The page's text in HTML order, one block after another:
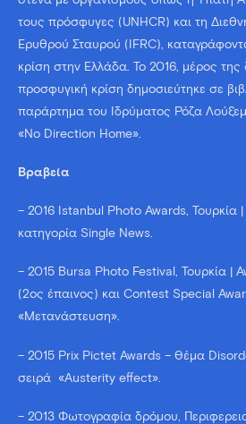
τους πρόσφυγες (UNHCR) και τη
Ερυθρού Σταυρού (IFRC),
κρίση στην Ελλάδα. Το 2016, μέρος
προσφυγική κρίση δημοσιεύτηκε σε
παράρτημα του Ιδρύματος Ρόζα
«No Direction Home».
Βραβεία
– 2016 Istanbul Photo Awards, Τουρκία |
κατηγορία Single News.
– 2015 Bursa Photo Festival, Τουρκία |
(2ος έπαινος) και Contest Special
«Μετανάστευση».
– 2015 Prix Pictet Awards – Θέμα
σειρά «Austerity effect».
– 2013 Φωτογραφία δρόμου,